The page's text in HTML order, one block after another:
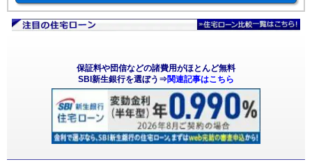
保証料や団信などの諸費用がほとんど無料
SBI新生銀行を選ぼう⇒関連記事はこちら